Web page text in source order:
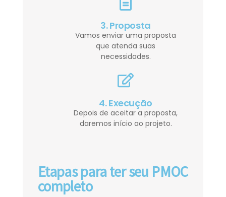
3. Proposta
Vamos enviar uma proposta
que atenda suas
necessidades.
4. Execução
Depois de aceitar a proposta,
daremos início ao projeto.
Etapas para ter seu PMOC
completo